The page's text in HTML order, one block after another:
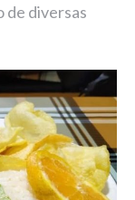
de diversas